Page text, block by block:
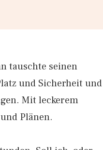
tauschte seinen
und Sicherheit und
Mit leckerem
Plänen.